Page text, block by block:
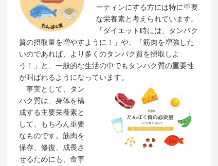
ーティンにする方には特に重要
な栄養素と考えられています。
「ダイエット時には、タンパク
質の摂取量を増やすように！」や、「筋肉を増強した
いのであれば、より多くのタンパク質を摂取しよ
う！」と、一般的な生活の中でもタンパク質の重要性
が叫ばれるようになっています。
事実として、タン
パク質は、身体を構
成する主要栄養素と
して、もちろん重要
なものです。筋肉を
保存、修復、成長さ
せるためにも、食事